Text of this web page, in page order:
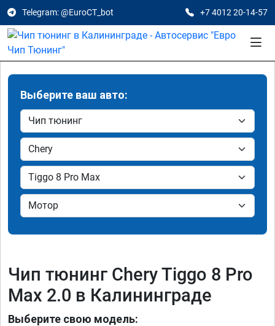
Telegram: @EuroCT_bot +7 4012 20-14-57
Выберите ваш авто:
Чип тюнинг Chery Tiggo 8 Pro
Max 2.0 в Калининграде
Выберите свою модель: